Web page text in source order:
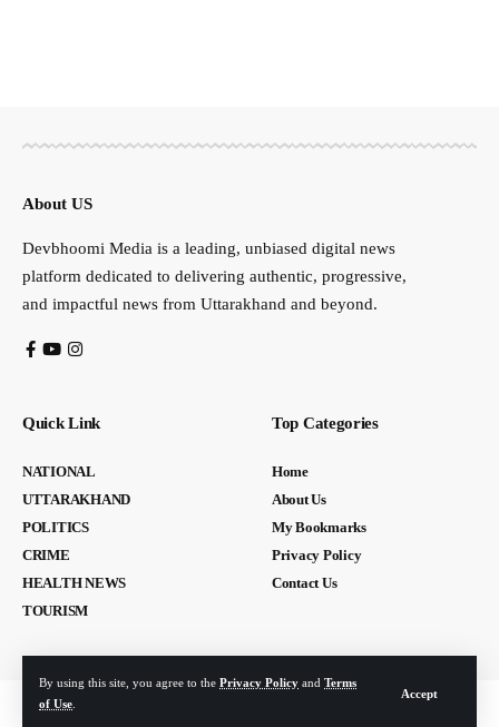
By using this site, you agree to the Privacy Policy and Terms
of Use
Accept
About US
Devbhoomi Media is a leading, unbiased digital news
platform dedicated to delivering authentic, progressive,
and impactful news from Uttarakhand and beyond.
Quick Link
NATIONAL
UTTARAKHAND
POLITICS
CRIME
HEALTH NEWS
TOURISM
Top Categories
Home
About Us
My Bookmarks
Privacy Policy
Contact Us